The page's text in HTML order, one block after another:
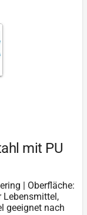
mit PU
| Oberfläche:
Lebensmittel,
geeignet nach